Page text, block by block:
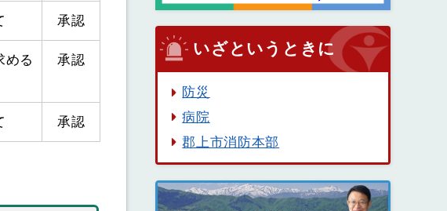
承認
める
承認
承認
いざというときに
防災
病院
郡上市消防本部